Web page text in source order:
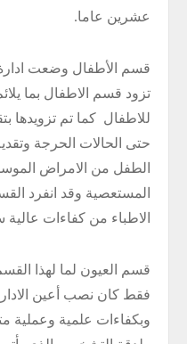
عشرين عاما.
قسم الأطفال وضعت
تزود قسم الاطفال بما
للاطفال كما تم تزويدها
حتى الحالات الحرجة
الطفل من الامراض
المستعصية وقد انفرد
الاطباء من كفاءات عالية
قسم العيون لما لهذا
فقط كان نصب أعين
وبكفاءات علمية